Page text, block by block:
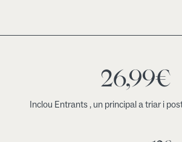
26,99€
Inclou Entrants , un principal a triar i